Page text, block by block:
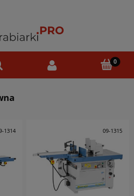
1314 09-1315